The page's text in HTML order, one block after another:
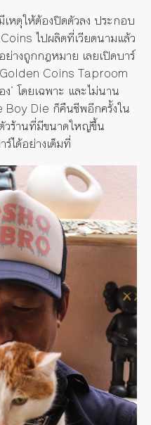
หตุให้ต้องปิดตัวลง ประกอบ
ไปผลิตที่เวียดนามแล้ว
ย่างถูกกฎหมาย เลยเปิดบาร์
Coins Taproom
’ โดยเฉพาะ และไม่นาน
Die ก็คืนชีพอีกครั้งใน
วร้านที่มีขนาดใหญ่ขึ้น
ได้อย่างเต็มที่